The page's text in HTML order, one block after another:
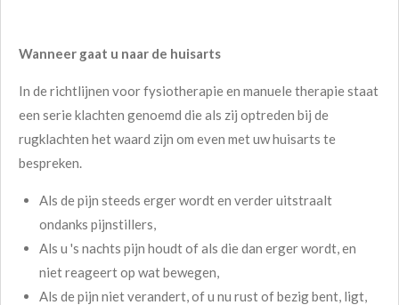
Wanneer gaat u naar de huisarts
In de richtlijnen voor fysiotherapie en manuele therapie staat
een serie klachten genoemd die als zij optreden bij de
rugklachten het waard zijn om even met uw huisarts te
bespreken.
Als de pijn steeds erger wordt en verder uitstraalt
ondanks pijnstillers,
Als u 's nachts pijn houdt of als die dan erger wordt, en
niet reageert op wat bewegen,
Als de pijn niet verandert, of u nu rust of bezig bent, ligt,